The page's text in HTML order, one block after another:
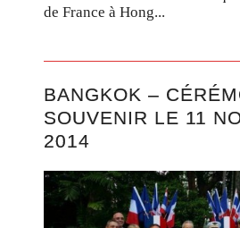
de France à Hong...
BANGKOK –
SOUVENIR LE 11
2014